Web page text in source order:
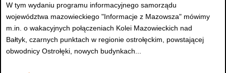
W tym wydaniu programu informacyjnego samorządu
województwa mazowieckiego "Informacje z Mazowsza" mówimy
m.in. o wakacyjnych połączeniach Kolei Mazowieckich nad
Bałtyk, czarnych punktach w regionie ostrołęckim, powstającej
obwodnicy Ostrołęki, nowych budynkach...